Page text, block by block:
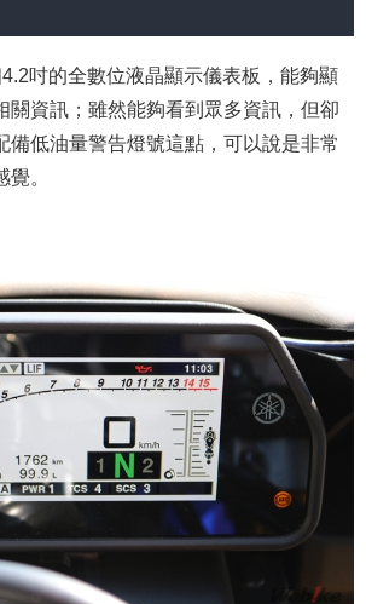
吋的全數位液晶顯示儀表板，能夠顯
關資訊；雖然能夠看到眾多資訊，但卻
備低油量警告燈號這點，可以說是非常
。